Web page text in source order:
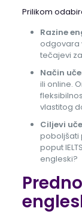
Prilikom
Razine
odgovara
tečajevi
Način
ili online.
vlastitog
Ciljevi
poboljšati
poput
engleski?